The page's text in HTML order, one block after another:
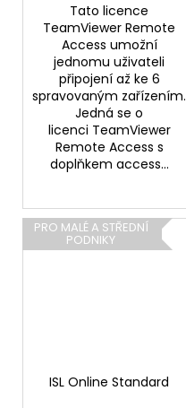
Tato licence
TeamViewer Remote
Access umožní
jednomu uživateli
připojení až ke 6
spravovaným zařízením.
Jedná se o
licenci TeamViewer
Remote Access s
doplňkem access...
PRO MALÉ A STŘEDNÍ
PODNIKY
ISL Online Standard